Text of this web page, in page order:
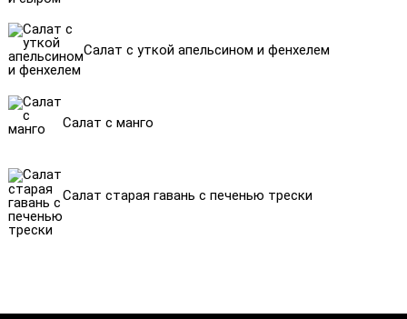
Салат с уткой апельсином и фенхелем
Салат с манго
Салат старая гавань с печенью трески